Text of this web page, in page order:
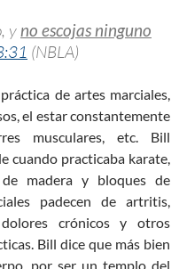
y no escojas ninguno
(NBLA)
de artes marciales,
el estar constantemente
musculares, etc. Bill
cuando practicaba karate,
madera y bloques de
padecen de artritis,
crónicos y otros
Bill dice que más bien
por ser un templo del